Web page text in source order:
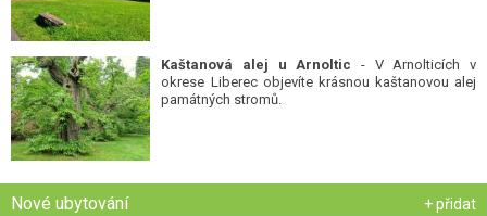
Kaštanová alej u Arnoltic - V Arnolticích v
okrese Liberec objevíte krásnou kaštanovou alej
památných stromů.
Nové ubytování + přidat